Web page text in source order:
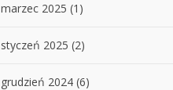
marzec 2025 (1)
styczeń 2025 (2)
grudzień 2024 (6)